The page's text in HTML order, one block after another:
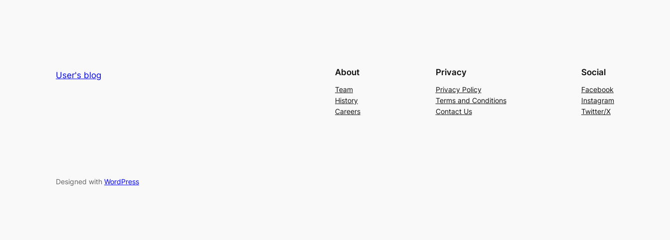
User's blog About
Team
History
Careers
Privacy
Privacy Policy
Terms and Conditions
Contact Us
Social
Facebook
Instagram
Twitter/X
Designed with WordPress